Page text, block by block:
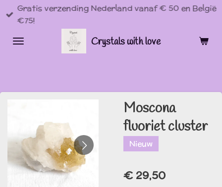
Ga
direct
Crystals with love
Gratis verzending Nederland vanaf € 50 en België
€75!
Moscona
fluoriet cluster
Nieuw
€ 29,50